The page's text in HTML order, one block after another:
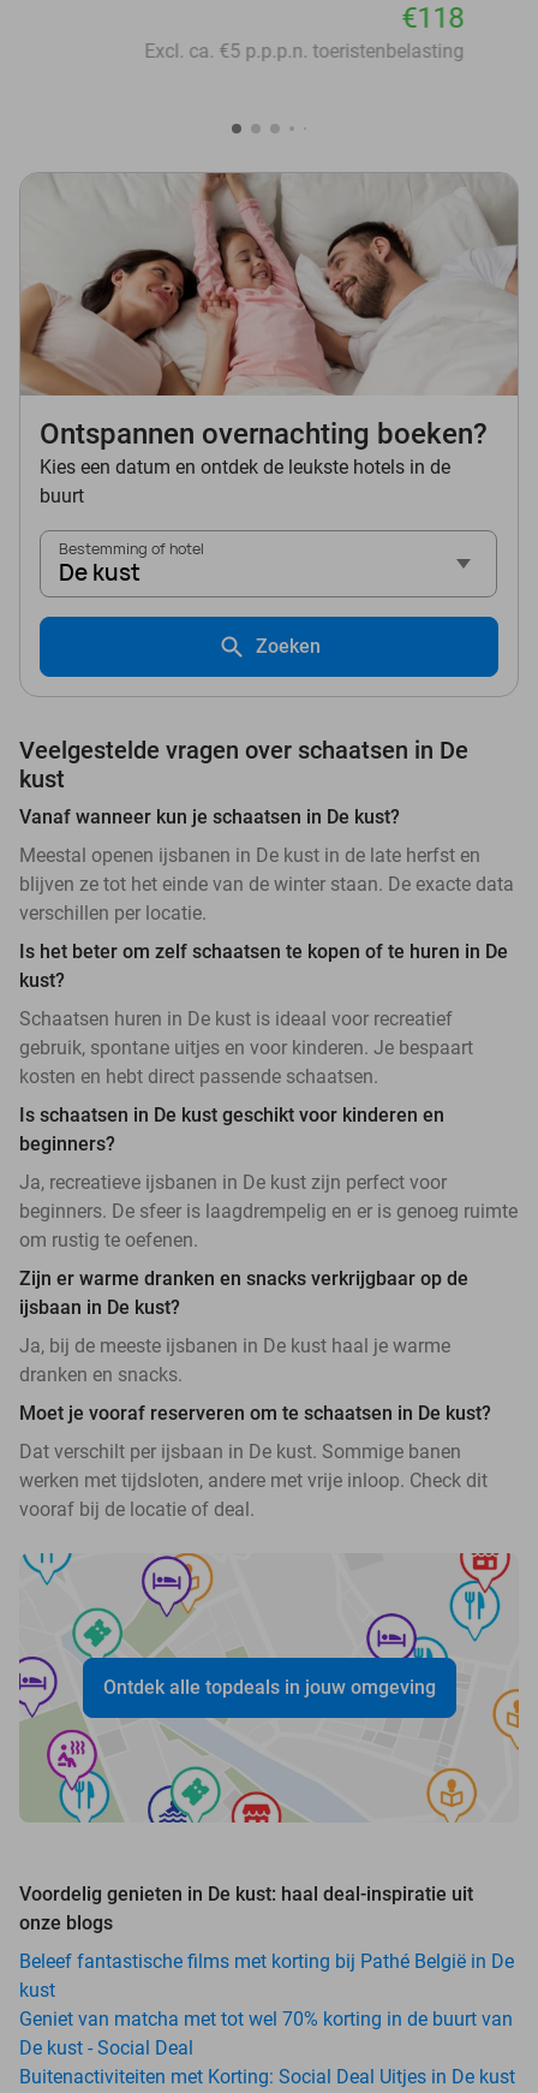
€118
Excl. ca. €5 p.p.p.n. toeristenbelasting
Ontspannen overnachting boeken?
Kies een datum en ontdek de leukste hotels in de
buurt
Bestemming of hotel
De kust
Zoeken
Veelgestelde vragen over schaatsen in De
kust
Vanaf wanneer kun je schaatsen in De kust?
Meestal openen ijsbanen in De kust in de late herfst en
blijven ze tot het einde van de winter staan. De exacte data
verschillen per locatie.
Is het beter om zelf schaatsen te kopen of te huren in De
kust?
Schaatsen huren in De kust is ideaal voor recreatief
gebruik, spontane uitjes en voor kinderen. Je bespaart
kosten en hebt direct passende schaatsen.
Is schaatsen in De kust geschikt voor kinderen en
beginners?
Ja, recreatieve ijsbanen in De kust zijn perfect voor
beginners. De sfeer is laagdrempelig en er is genoeg ruimte
om rustig te oefenen.
Zijn er warme dranken en snacks verkrijgbaar op de
ijsbaan in De kust?
Ja, bij de meeste ijsbanen in De kust haal je warme
dranken en snacks.
Moet je vooraf reserveren om te schaatsen in De kust?
Dat verschilt per ijsbaan in De kust. Sommige banen
werken met tijdsloten, andere met vrije inloop. Check dit
vooraf bij de locatie of deal.
Ontdek alle topdeals in jouw omgeving
Voordelig genieten in De kust: haal deal-inspiratie uit
onze blogs
Beleef fantastische films met korting bij Pathé België in De
kust
Geniet van matcha met tot wel 70% korting in de buurt van
De kust - Social Deal
Buitenactiviteiten met Korting: Social Deal Uitjes in De kust